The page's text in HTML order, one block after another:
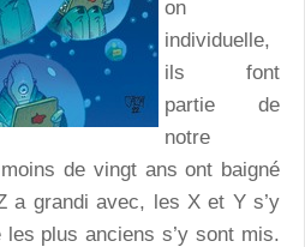
on
individuelle,
ils font
partie de
notre
de vingt ans ont baigné
a grandi avec, les X et Y s’y
plus anciens s’y sont mis.